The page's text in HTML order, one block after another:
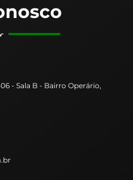
- Sala B - Bairro Operário,